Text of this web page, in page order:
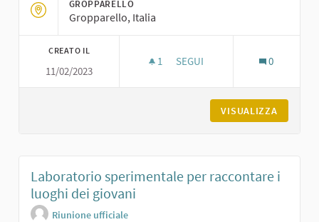
GROPPARELLO
Gropparello, Italia
CREATO IL
11/02/2023
1 1 SOSTENITORI
SEGUI 0
VISUALIZZA
Laboratorio sperimentale per raccontare i
luoghi dei giovani
Riunione ufficiale